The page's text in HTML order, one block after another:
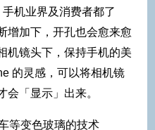
机业界及消费者都了
增加下，开孔也会愈来愈
机镜头下，保持手机的美
的灵感，可以将相机镜
会「显示」出来。
等变色玻璃的技术